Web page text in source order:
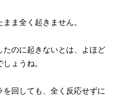
ま全く起きません。
のに起きないとは、よほど
ょうね。
回しても、全く反応せずに